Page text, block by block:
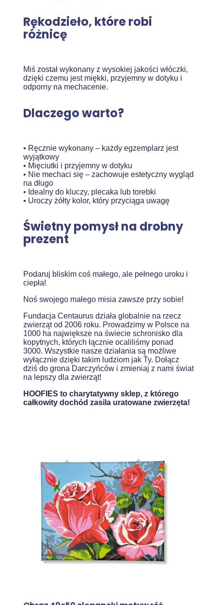
Rękodzieło, które robi
różnicę
Miś został wykonany z wysokiej jakości włóczki,
dzięki czemu jest miękki, przyjemny w dotyku i
odporny na mechacenie.
Dlaczego warto?
• Ręcznie wykonany – każdy egzemplarz jest
wyjątkowy
• Mięciutki i przyjemny w dotyku
• Nie mechaci się – zachowuje estetyczny wygląd
na długo
• Idealny do kluczy, plecaka lub torebki
• Uroczy żółty kolor, który przyciąga uwagę
Świetny pomysł na drobny
prezent
Podaruj bliskim coś małego, ale pełnego uroku i
ciepła!
Noś swojego małego misia zawsze przy sobie!
Fundacja Centaurus działa globalnie na rzecz
zwierząt od 2006 roku. Prowadzimy w Polsce na
1000 ha największe na świecie schronisko dla
kopytnych, których łącznie ocaliliśmy ponad
3000. Wszystkie nasze działania są możliwe
wyłącznie dzięki takim ludziom jak Ty. Dołącz
dziś do grona Darczyńców i zmieniaj z nami świat
na lepszy dla zwierząt!
HOOFIES to charytatywny sklep, z którego
całkowity dochód zasila uratowane zwierzęta!